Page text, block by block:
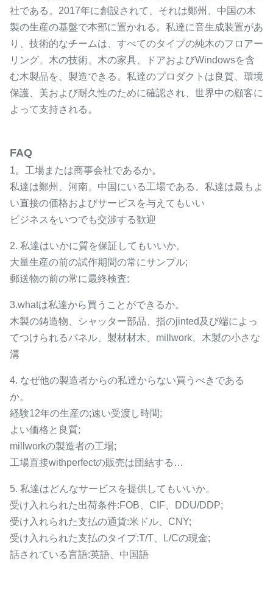
社である。2017年に創設されて、それは鄭州、中国の木
製の生産の基盤で本部に置かれる。私達に音生成装置があ
り、技術的なチームは、すべてのタイプの純木のフロアー
リング、木の技術、木の家具、ドアおよびWindowsを含
む木製品を、製造できる。私達のプロダクトは良質、環境
保護、美および耐久性のために確認され、世界中の顧客に
よって支持される。
FAQ
1。工場または商事会社であるか。
私達は鄭州、河南、中国にいる工場である。私達は最もよ
い直接の価格およびサービスを与えてもいい
ビジネスをいつでも交渉する歓迎
2. 私達はいかに質を保証してもいいか。
大量生産の前の試作期間の常にサンプル;
郵送物の前の常に最終検査;
3.whatは私達から買うことができるか。
木製の鋳造物、シャッター部品、指のjinted及び端によっ
てつけられるパネル、製材材木、millwork、木製の小さな
溝
4. なぜ他の製造者からの私達からない買うべきである
か。
経験12年の生産の;速い受渡し時間;
よい価格と良質;
millworkの製造者の工場;
工場直接withperfectの販売は団結する…
5. 私達はどんなサービスを提供してもいいか。
受け入れられた出荷条件:FOB、CIF、DDU/DDP;
受け入れられた支払の通貨:米ドル、CNY;
受け入れられた支払のタイプ:T/T、L/Cの現金;
話されている言語:英語、中国語